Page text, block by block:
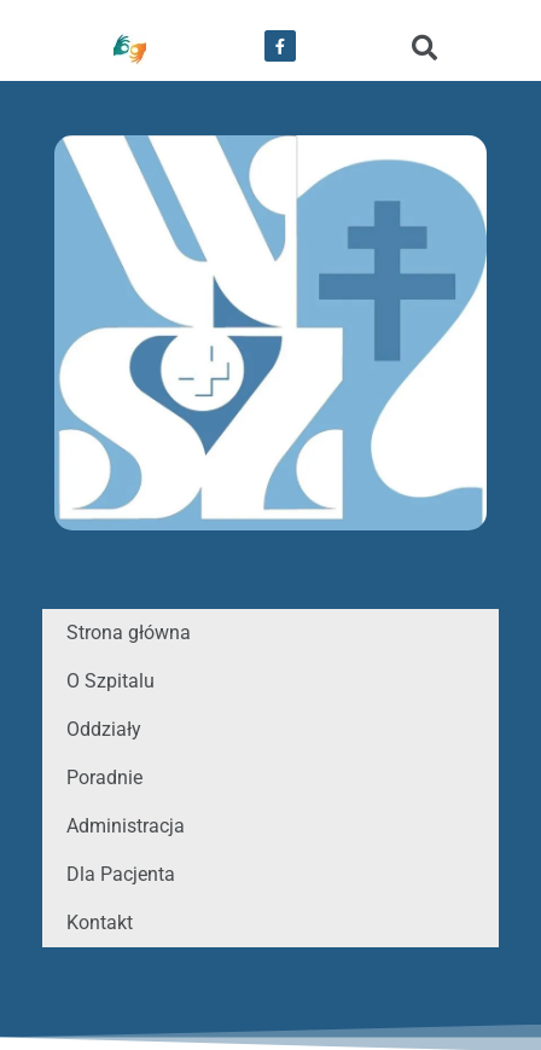
Strona główna
O Szpitalu
Oddziały
Poradnie
Administracja
Dla Pacjenta
Kontakt